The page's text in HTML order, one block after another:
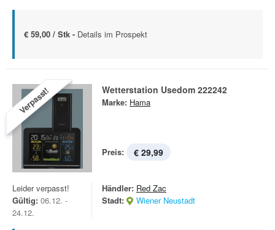
€ 59,00 / Stk - Details im Prospekt
Verpasst! Wetterstation Usedom 222242
Marke: Hama
Preis: € 29,99
Leider verpasst!
Gültig: 06.12. -
24.12.
Händler: Red Zac
Stadt:
Wiener Neustadt